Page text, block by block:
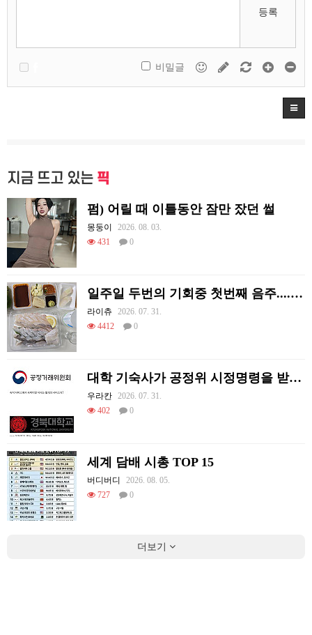
등록
비밀글
지금 뜨고 있는 픽
펌) 어릴 때 이틀동안 잠만 잤던 썰
몽둥이
2026. 08. 03.
431
0
일주일 두번의 기회중 첫번째 음주....오늘도 혼술이네요
라이츄
2026. 07. 31.
4412
0
대학 기숙사가 공정위 시정명령을 받게 된 썰.jpg
우라칸 2026. 07. 31.
402
0
세계 담배 시총 TOP 15
버디버디
2026. 08. 05.
727
0
더보기